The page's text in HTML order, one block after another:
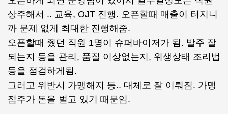
상주해서 .. 교육, OJT 진행. 오픈할때 매출이 터지니
까 문제 없게 최대한 진행해줌.
오픈할때 줬던 직원 1명이 슈퍼바이저가 됨. 발주 잘
되는지 등을 관리, 품질 이상없는지, 위생상태 조리법
등을 점검하게됨.
그러고 위반시 가맹해지 등.. 대체로 잘 이뤄짐. 가맹
점주가 돈을 벌고 있기 때문임.